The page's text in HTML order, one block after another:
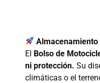
Almacenamiento
El Bolso de
ni protección. Su
climáticas o el